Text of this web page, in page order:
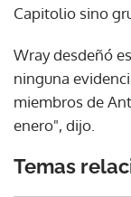
Capitolio sino
Wray desdeñó
ninguna
miembros de
enero", dijo.
Temas